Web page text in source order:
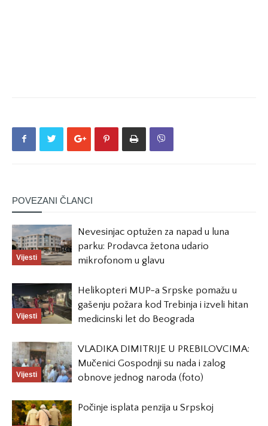
POVEZANI ČLANCI
Vijesti
Nevesinjac optužen za napad u luna
parku: Prodavca žetona udario
mikrofonom u glavu
Vijesti
Helikopteri MUP-a Srpske pomažu u
gašenju požara kod Trebinja i izveli hitan
medicinski let do Beograda
Vijesti
VLADIKA DIMITRIJE U PREBILOVCIMA:
Mučenici Gospodnji su nada i zalog
obnove jednog naroda (foto)
Počinje isplata penzija u Srpskoj